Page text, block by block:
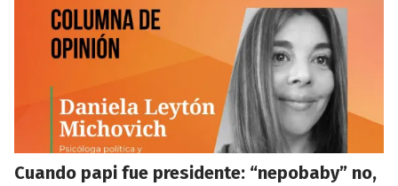
Cuando papi fue presidente: “nepobaby” no,